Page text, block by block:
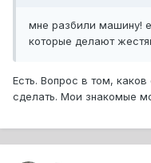
мне разбили машину!
которые делают
Есть. Вопрос в том,
сделать. Мои знакомые